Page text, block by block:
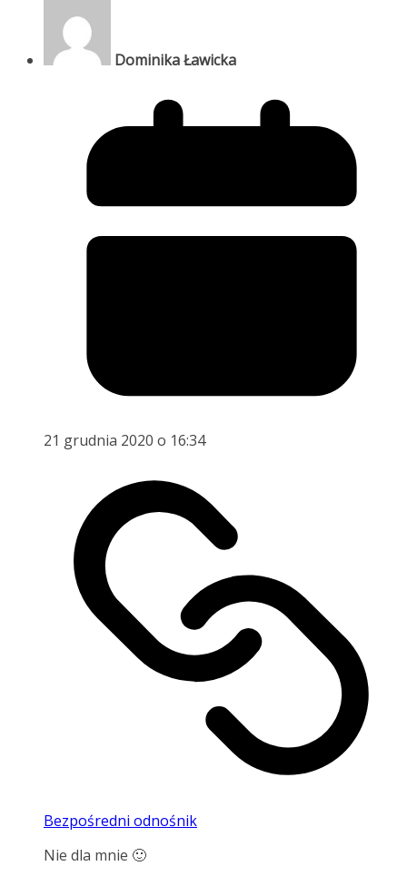
Dominika Ławicka
21 grudnia 2020 o 16:34
Bezpośredni odnośnik
Nie dla mnie 🙂